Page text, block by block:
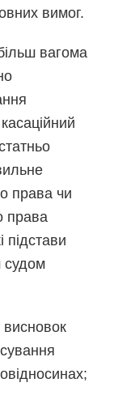
вимог.
вагома
права чи
права
підстави
судом
висновок